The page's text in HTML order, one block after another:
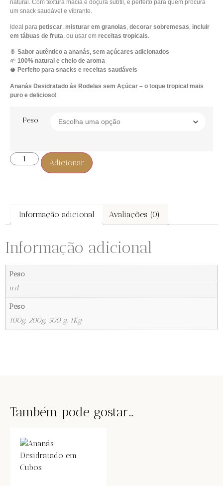
natural. Com textura macia e doçura subtil, é perfeito para quem procura
um snack saudável e vibrante.
Ideal para petiscar, misturar em granolas, decorar sobremesas, incluir
em tábuas de fruta, ou usar em receitas tropicais.
🍍 Sabor autêntico a ananás, sem açúcares adicionados
🌱 100% natural e cheio de aroma
🥥 Perfeito para snacks e receitas saudáveis
Ananás Desidratado às Rodelas sem Açúcar – o toque tropical mais
puro e delicioso!
Peso
Adicionar
Informação adicional Avaliações (0)
Informação adicional
Peso
n.d.
Peso
100g, 200g, 500 g, 1Kg
Também pode gostar…